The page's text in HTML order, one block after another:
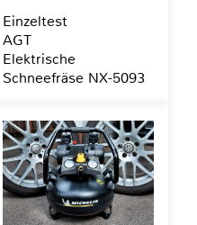
Einzeltest
AGT
Elektrische
Schneefräse NX-5093